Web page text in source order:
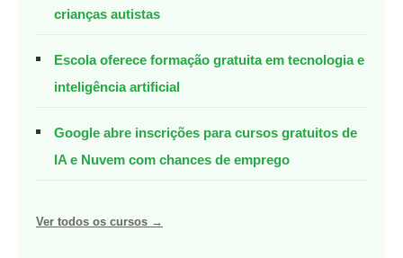
crianças autistas
Escola oferece formação gratuita em tecnologia e
inteligência artificial
Google abre inscrições para cursos gratuitos de
IA e Nuvem com chances de emprego
Ver todos os cursos →